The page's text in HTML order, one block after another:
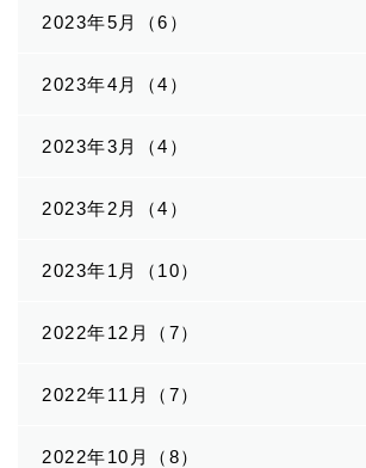
2023年5月（6）
2023年4月（4）
2023年3月（4）
2023年2月（4）
2023年1月（10）
2022年12月（7）
2022年11月（7）
2022年10月（8）